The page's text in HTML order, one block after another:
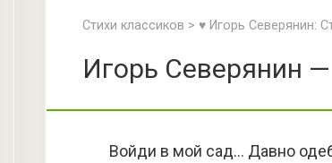
Стихи классиков > ♥ Игорь Северянин:
Игорь Северянин
Войди в мой сад… Давно